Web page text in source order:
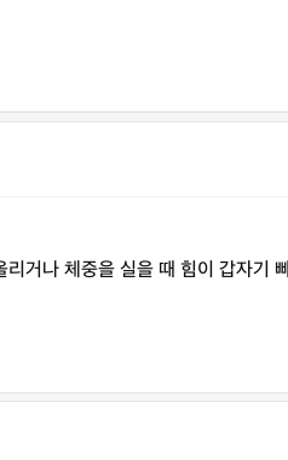
거나 체중을 실을 때 힘이 갑자기